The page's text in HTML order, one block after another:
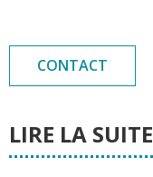
CONTACT
LIRE LA SUITE